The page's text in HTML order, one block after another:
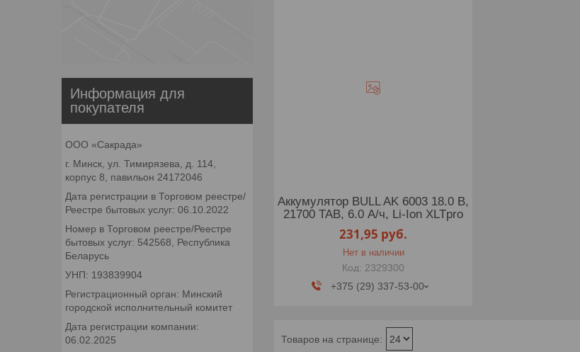
Аккумулятор BULL AK 6003 18.0 В,
21700 TAB, 6.0 А/ч, Li-Ion XLTpro
231,95 руб.
Нет в наличии
2329300
+375 (29) 337-53-00
Информация для
покупателя
ООО «Сакрада»
г. Минск, ул. Тимирязева, д. 114,
корпус 8, павильон 24172046
Дата регистрации в Торговом реестре/
Реестре бытовых услуг: 06.10.2022
Номер в Торговом реестре/Реестре
бытовых услуг: 542568, Республика
Беларусь
УНП: 193839904
Регистрационный орган: Минский
городской исполнительный комитет
Дата регистрации компании:
06.02.2025